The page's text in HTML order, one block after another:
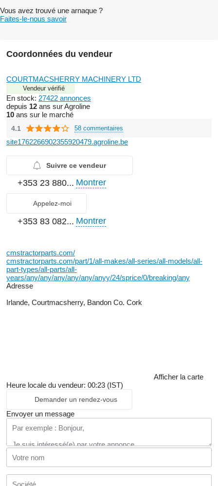
Vous avez trouvé une arnaque ?
Faites-le-nous savoir
Coordonnées du vendeur
COURTMACSHERRY MACHINERY LTD
Vendeur vérifié
En stock: 27422 annonces
depuis 12 ans sur Agroline
10 ans sur le marché
4.1 58 commentaires
site1762266902355920479.agroline.be
Suivre ce vendeur
+353 23 880... Montrer
Appelez-moi
+353 83 082... Montrer
cmstractorparts.com/
cmstractorparts.com/part/1/all-makes/all-series/all-models/all-
part-types/all-parts/all-
years/any/any/any/any/any/anyy/24/sprice/0/breaking/any
Adresse
Irlande, Courtmacsherry, Bandon Co. Cork
Afficher la carte
Heure locale du vendeur: 00:23 (IST)
Demander un rendez-vous
Envoyer un message